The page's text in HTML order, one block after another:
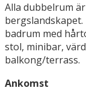
Alla dubbelrum
badrum med
stol, minibar,
balkong/terrass.
Ankomst